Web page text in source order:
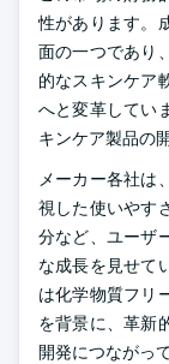
性があります。
面の一つであり
的なスキンケア
へと変革してい
キンケア製品の
メーカー各社は
視した使いやす
分など、ユーザ
な成長を見せて
は化学物質フリ
を背景に、革新
開発につながっ